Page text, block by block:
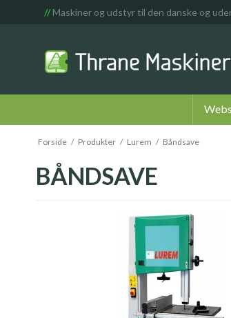
//Maskiner og udstyr til den danske og
Forside / Produkter / Lurem / Båndsave
BÅNDSAVE